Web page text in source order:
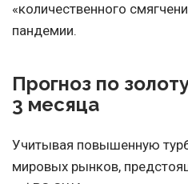
«количественного
пандемии.
Прогноз по
3 месяца
Учитывая повышенную
мировых рынков,